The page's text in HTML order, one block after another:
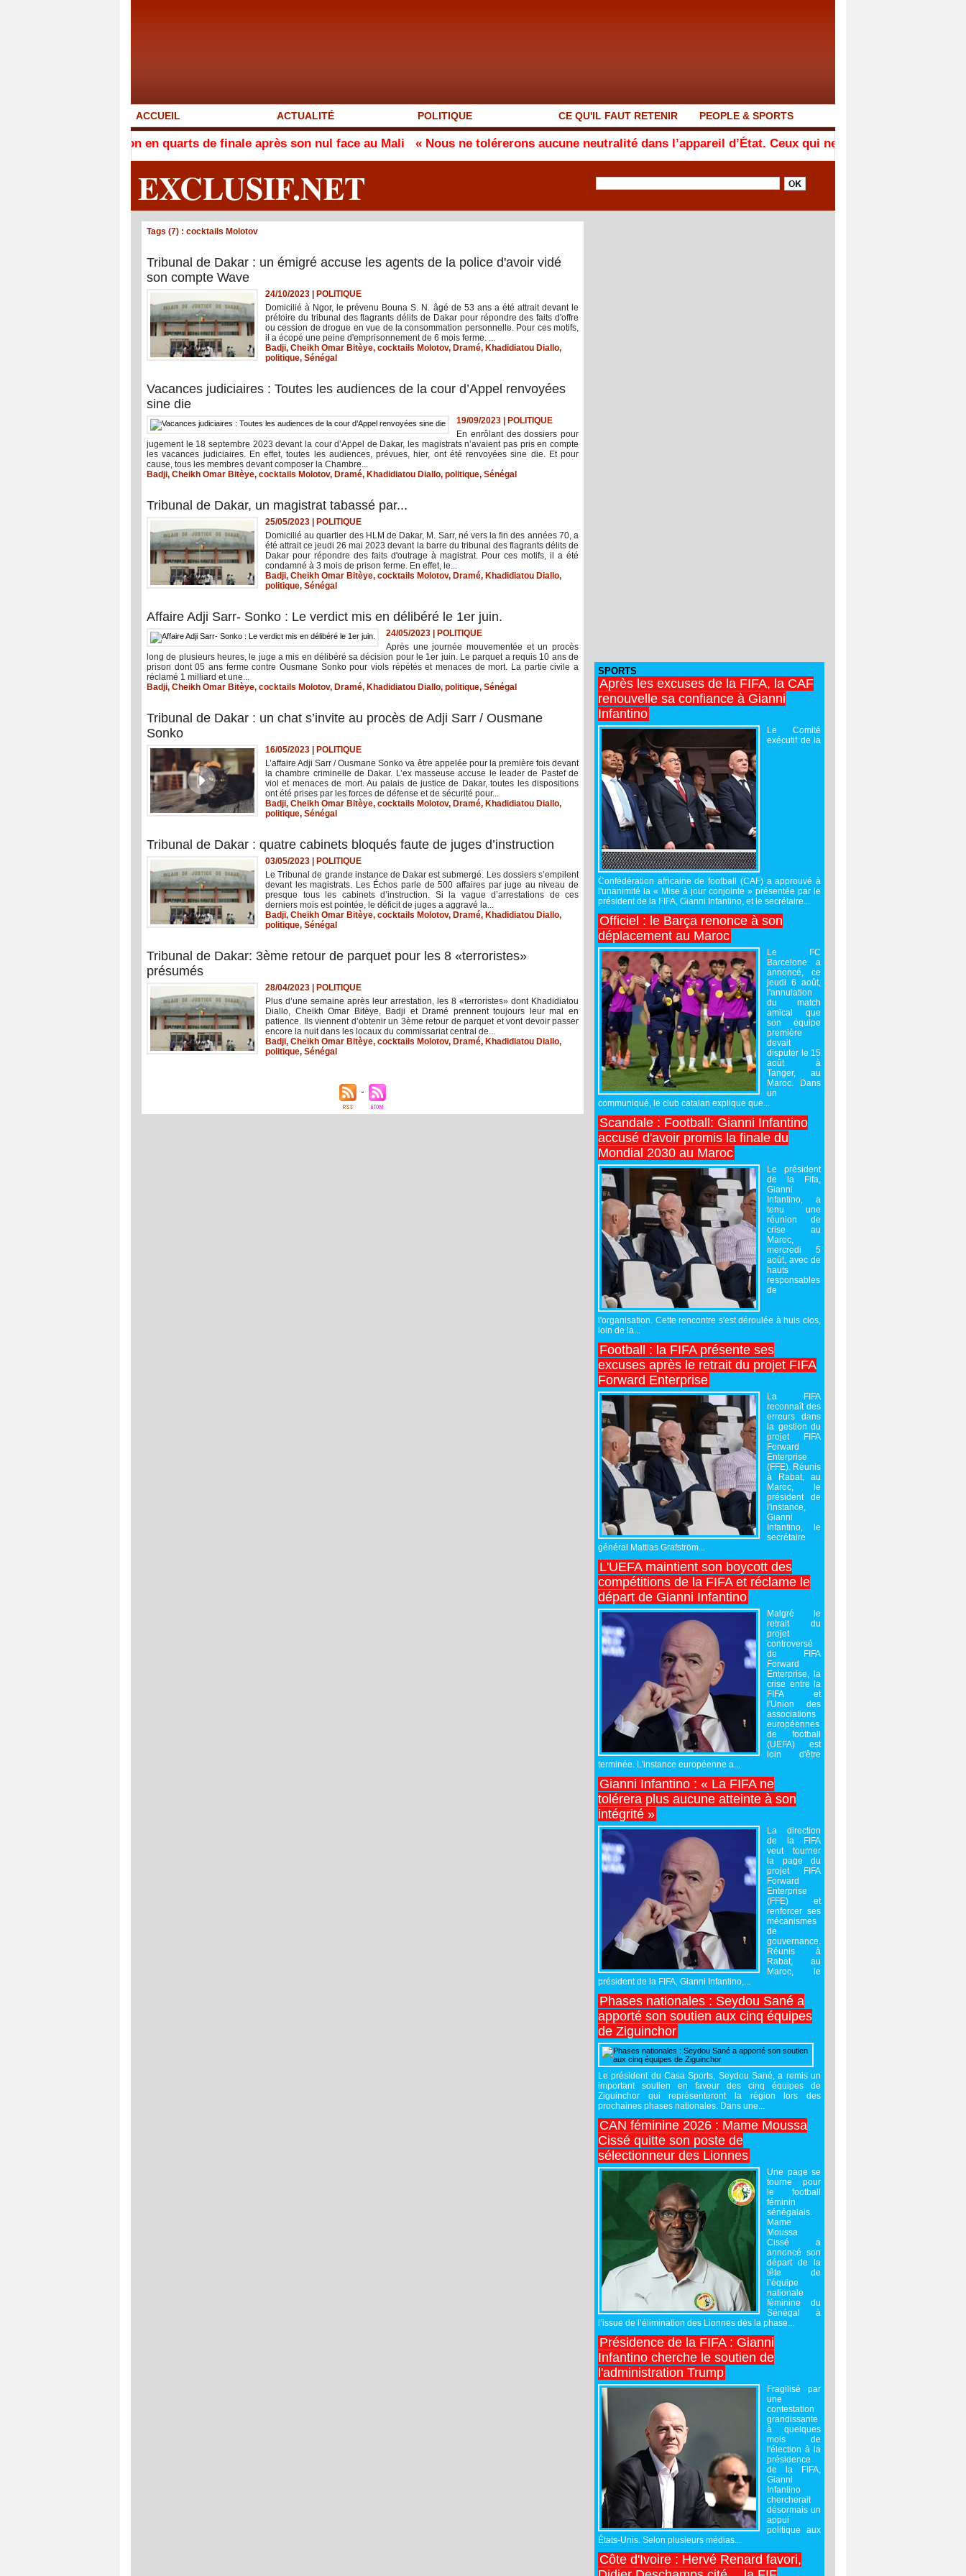
ACCUEIL ACTUALITÉ POLITIQUE CE QU'IL FAUT RETENIR PEOPLE & SPORTS
qualification en quarts de finale après son nul face au Mali « Nous ne tolérerons aucune neutralité dans l’appareil d’État. Ceux qui ne sont pas avec nous sont
EXCLUSIF.NET
Tags (7) : cocktails Molotov
Tribunal de Dakar : un émigré accuse les agents de la police d'avoir vidé
son compte Wave
24/10/2023 | POLITIQUE
Domicilié à Ngor, le prévenu Bouna S. N. âgé de 53 ans a été attrait devant le
prétoire du tribunal des flagrants délits de Dakar pour répondre des faits d'offre
ou cession de drogue en vue de la consommation personnelle. Pour ces motifs,
il a écopé une peine d'emprisonnement de 6 mois ferme. ...
Badji, Cheikh Omar Bitèye, cocktails Molotov, Dramé, Khadidiatou Diallo,
politique, Sénégal
Vacances judiciaires : Toutes les audiences de la cour d’Appel renvoyées
sine die
19/09/2023 | POLITIQUE
En enrôlant des dossiers pour
jugement le 18 septembre 2023 devant la cour d’Appel de Dakar, les magistrats n’avaient pas pris en compte
les vacances judiciaires. En effet, toutes les audiences, prévues, hier, ont été renvoyées sine die. Et pour
cause, tous les membres devant composer la Chambre...
Badji, Cheikh Omar Bitèye, cocktails Molotov, Dramé, Khadidiatou Diallo, politique, Sénégal
Tribunal de Dakar, un magistrat tabassé par...
25/05/2023 | POLITIQUE
Domicilié au quartier des HLM de Dakar, M. Sarr, né vers la fin des années 70, a
été attrait ce jeudi 26 mai 2023 devant la barre du tribunal des flagrants délits de
Dakar pour répondre des faits d'outrage à magistrat. Pour ces motifs, il a été
condamné à 3 mois de prison ferme. En effet, le...
Badji, Cheikh Omar Bitèye, cocktails Molotov, Dramé, Khadidiatou Diallo,
politique, Sénégal
Affaire Adji Sarr- Sonko : Le verdict mis en délibéré le 1er juin.
24/05/2023 | POLITIQUE
Après une journée mouvementée et un procès
long de plusieurs heures, le juge a mis en délibéré sa décision pour le 1er juin. Le parquet a requis 10 ans de
prison dont 05 ans ferme contre Ousmane Sonko pour viols répétés et menaces de mort. La partie civile a
réclamé 1 milliard et une...
Badji, Cheikh Omar Bitèye, cocktails Molotov, Dramé, Khadidiatou Diallo, politique, Sénégal
Tribunal de Dakar : un chat s’invite au procès de Adji Sarr / Ousmane
Sonko
16/05/2023 | POLITIQUE
L’affaire Adji Sarr / Ousmane Sonko va être appelée pour la première fois devant
la chambre criminelle de Dakar. L’ex masseuse accuse le leader de Pastef de
viol et menaces de mort. Au palais de justice de Dakar, toutes les dispositions
ont été prises par les forces de défense et de sécurité pour...
Badji, Cheikh Omar Bitèye, cocktails Molotov, Dramé, Khadidiatou Diallo,
politique, Sénégal
Tribunal de Dakar : quatre cabinets bloqués faute de juges d’instruction
03/05/2023 | POLITIQUE
Le Tribunal de grande instance de Dakar est submergé. Les dossiers s’empilent
devant les magistrats. Les Échos parle de 500 affaires par juge au niveau de
presque tous les cabinets d’instruction. Si la vague d’arrestations de ces
derniers mois est pointée, le déficit de juges a aggravé la...
Badji, Cheikh Omar Bitèye, cocktails Molotov, Dramé, Khadidiatou Diallo,
politique, Sénégal
Tribunal de Dakar: 3ème retour de parquet pour les 8 «terroristes»
présumés
28/04/2023 | POLITIQUE
Plus d’une semaine après leur arrestation, les 8 «terroristes» dont Khadidiatou
Diallo, Cheikh Omar Bitèye, Badji et Dramé prennent toujours leur mal en
patience. Ils viennent d’obtenir un 3ème retour de parquet et vont devoir passer
encore la nuit dans les locaux du commissariat central de...
Badji, Cheikh Omar Bitèye, cocktails Molotov, Dramé, Khadidiatou Diallo,
politique, Sénégal
SPORTS
Après les excuses de la FIFA, la CAF
renouvelle sa confiance à Gianni
Infantino
Le Comité
exécutif de la
Confédération africaine de football (CAF) a approuvé à
l'unanimité la « Mise à jour conjointe » présentée par le
président de la FIFA, Gianni Infantino, et le secrétaire...
Officiel : le Barça renonce à son
déplacement au Maroc
Le FC
Barcelone a
annoncé, ce
jeudi 6 août,
l'annulation
du match
amical que
son équipe
première
devait
disputer le 15
août à
Tanger, au
Maroc. Dans
un
communiqué, le club catalan explique que...
Scandale : Football: Gianni Infantino
accusé d'avoir promis la finale du
Mondial 2030 au Maroc
Le président
de la Fifa,
Gianni
Infantino, a
tenu une
réunion de
crise au
Maroc,
mercredi 5
août, avec de
hauts
responsables
de
l'organisation. Cette rencontre s'est déroulée à huis clos,
loin de la...
Football : la FIFA présente ses
excuses après le retrait du projet FIFA
Forward Enterprise
La FIFA
reconnaît des
erreurs dans
la gestion du
projet FIFA
Forward
Enterprise
(FFE). Réunis
à Rabat, au
Maroc, le
président de
l'instance,
Gianni
Infantino, le
secrétaire
général Mattias Grafström...
L'UEFA maintient son boycott des
compétitions de la FIFA et réclame le
départ de Gianni Infantino
Malgré le
retrait du
projet
controversé
de FIFA
Forward
Enterprise, la
crise entre la
FIFA et
l'Union des
associations
européennes
de football
(UEFA) est
loin d'être
terminée. L'instance européenne a...
Gianni Infantino : « La FIFA ne
tolérera plus aucune atteinte à son
intégrité »
La direction
de la FIFA
veut tourner
la page du
projet FIFA
Forward
Enterprise
(FFE) et
renforcer ses
mécanismes
de
gouvernance.
Réunis à
Rabat, au
Maroc, le
président de la FIFA, Gianni Infantino,...
Phases nationales : Seydou Sané a
apporté son soutien aux cinq équipes
de Ziguinchor
Le président du Casa Sports, Seydou Sané, a remis un
important soutien en faveur des cinq équipes de
Ziguinchor qui représenteront la région lors des
prochaines phases nationales. Dans une...
CAN féminine 2026 : Mame Moussa
Cissé quitte son poste de
sélectionneur des Lionnes
Une page se
tourne pour
le football
féminin
sénégalais.
Mame
Moussa
Cissé a
annoncé son
départ de la
tête de
l’équipe
nationale
féminine du
Sénégal à
l’issue de l’élimination des Lionnes dès la phase...
Présidence de la FIFA : Gianni
Infantino cherche le soutien de
l'administration Trump
Fragilisé par
une
contestation
grandissante
à quelques
mois de
l'élection à la
présidence
de la FIFA,
Gianni
Infantino
chercherait
désormais un
appui
politique aux
États-Unis. Selon plusieurs médias...
Côte d'Ivoire : Hervé Renard favori,